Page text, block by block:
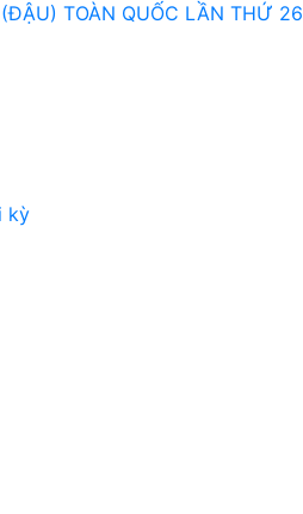
TOÀN QUỐC LẦN THỨ 26
kỳ